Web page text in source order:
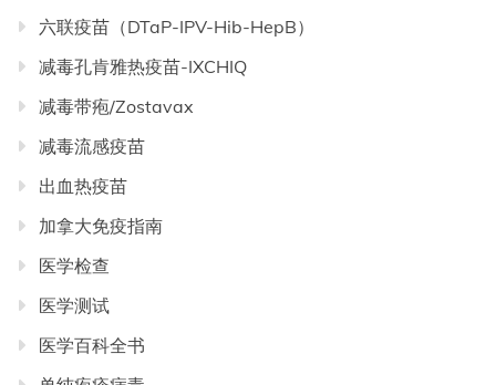
六联疫苗（DTaP-IPV-Hib-HepB）
减毒孔肯雅热疫苗-IXCHIQ
减毒带疱/Zostavax
减毒流感疫苗
出血热疫苗
加拿大免疫指南
医学检查
医学测试
医学百科全书